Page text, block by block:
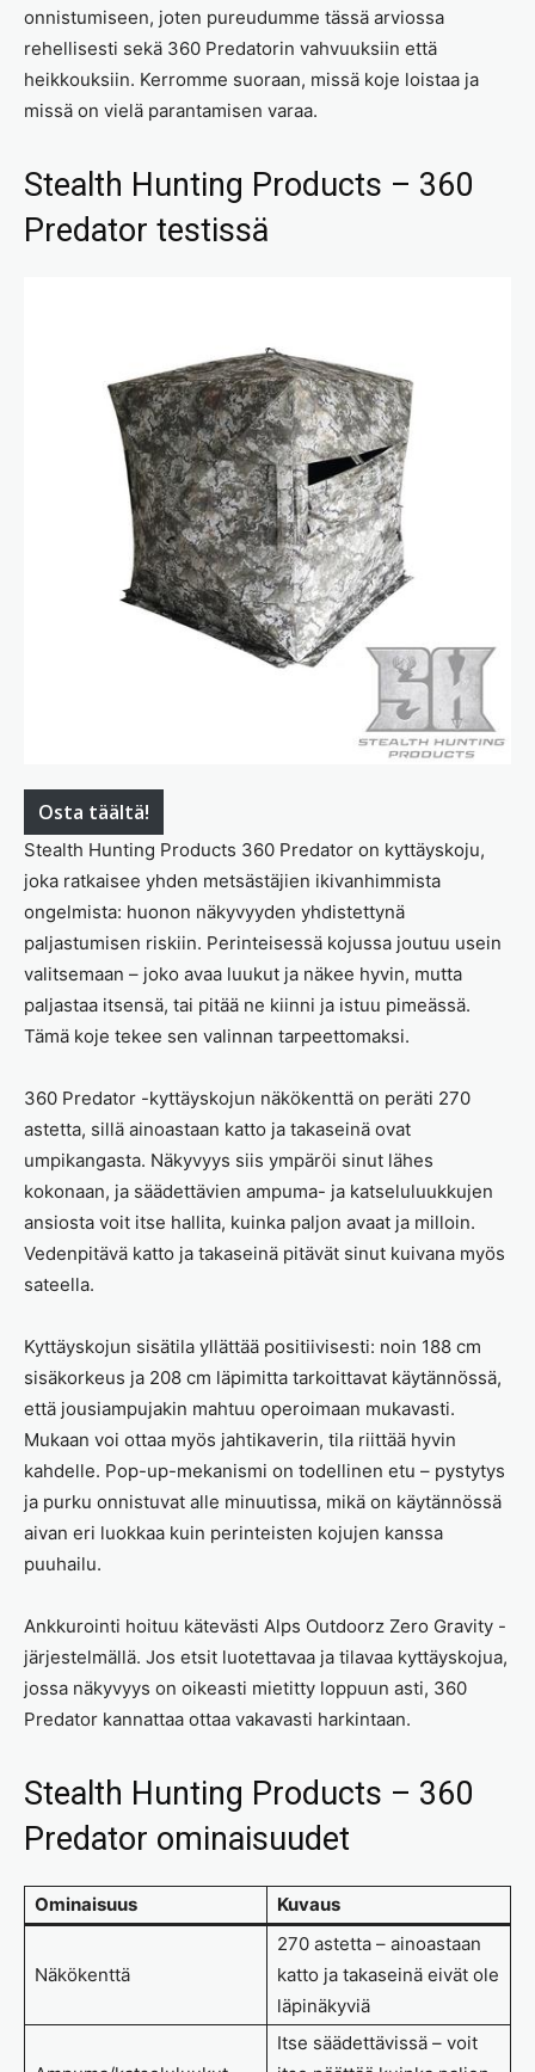
onnistumiseen, joten pureudumme tässä arviossa
rehellisesti sekä 360 Predatorin vahvuuksiin että
heikkouksiin. Kerromme suoraan, missä koje loistaa ja
missä on vielä parantamisen varaa.
Stealth Hunting Products – 360
Predator testissä
Osta täältä!
Stealth Hunting Products 360 Predator on kyttäyskoju,
joka ratkaisee yhden metsästäjien ikivanhimmista
ongelmista: huonon näkyvyyden yhdistettynä
paljastumisen riskiin. Perinteisessä kojussa joutuu usein
valitsemaan – joko avaa luukut ja näkee hyvin, mutta
paljastaa itsensä, tai pitää ne kiinni ja istuu pimeässä.
Tämä koje tekee sen valinnan tarpeettomaksi.
360 Predator -kyttäyskojun näkökenttä on peräti 270
astetta, sillä ainoastaan katto ja takaseinä ovat
umpikangasta. Näkyvyys siis ympäröi sinut lähes
kokonaan, ja säädettävien ampuma- ja katseluluukkujen
ansiosta voit itse hallita, kuinka paljon avaat ja milloin.
Vedenpitävä katto ja takaseinä pitävät sinut kuivana myös
sateella.
Kyttäyskojun sisätila yllättää positiivisesti: noin 188 cm
sisäkorkeus ja 208 cm läpimitta tarkoittavat käytännössä,
että jousiampujakin mahtuu operoimaan mukavasti.
Mukaan voi ottaa myös jahtikaverin, tila riittää hyvin
kahdelle. Pop-up-mekanismi on todellinen etu – pystytys
ja purku onnistuvat alle minuutissa, mikä on käytännössä
aivan eri luokkaa kuin perinteisten kojujen kanssa
puuhailu.
Ankkurointi hoituu kätevästi Alps Outdoorz Zero Gravity -
järjestelmällä. Jos etsit luotettavaa ja tilavaa kyttäyskojua,
jossa näkyvyys on oikeasti mietitty loppuun asti, 360
Predator kannattaa ottaa vakavasti harkintaan.
Stealth Hunting Products – 360
Predator ominaisuudet
Ominaisuus Kuvaus
Näkökenttä
270 astetta – ainoastaan
katto ja takaseinä eivät ole
läpinäkyviä
Itse säädettävissä – voit